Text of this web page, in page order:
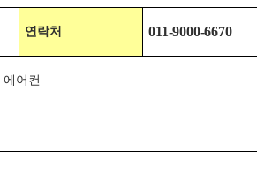
연락처 011-9000-6670
에어컨